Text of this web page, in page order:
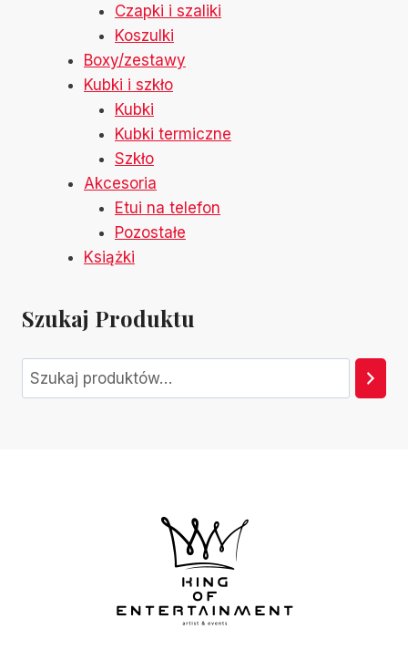
Czapki i szaliki
Koszulki
Boxy/zestawy
Kubki i szkło
Kubki
Kubki termiczne
Szkło
Akcesoria
Etui na telefon
Pozostałe
Książki
Szukaj Produktu
Szukaj